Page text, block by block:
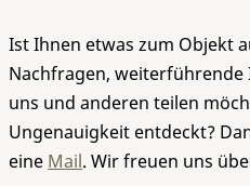
Ist Ihnen etwas zum Objekt
Nachfragen,
uns und anderen teilen
Ungenauigkeit entdeckt?
eine Mail. Wir freuen uns